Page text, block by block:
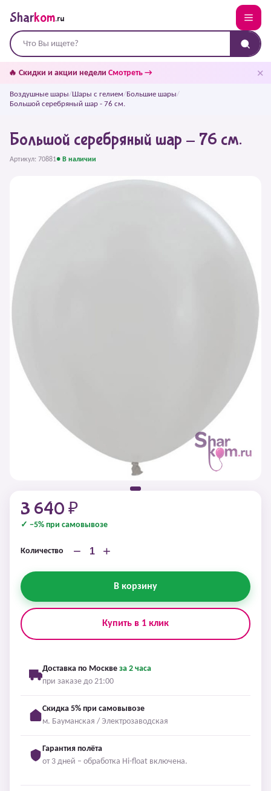
Sharkom.ru
🔥 Скидки и акции недели Смотреть → ✕
Воздушные шары/Шары с гелием/Большие шары/
Большой серебряный шар - 76 см.
Большой серебряный шар - 76 см.
Артикул: 70881● В наличии
3 640 ₽
✓ −5% при самовывозе
Количество − +
В корзину
Купить в 1 клик
Доставка по Москве за 2 часа
при заказе до 21:00
Скидка 5% при самовывозе
м. Бауманская / Электрозаводская
Гарантия полёта
от 3 дней – обработка Hi-float включена.